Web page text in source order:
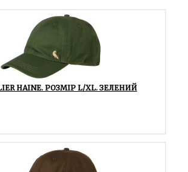
HAINE. РОЗМІР L/XL. ЗЕЛЕНИЙ